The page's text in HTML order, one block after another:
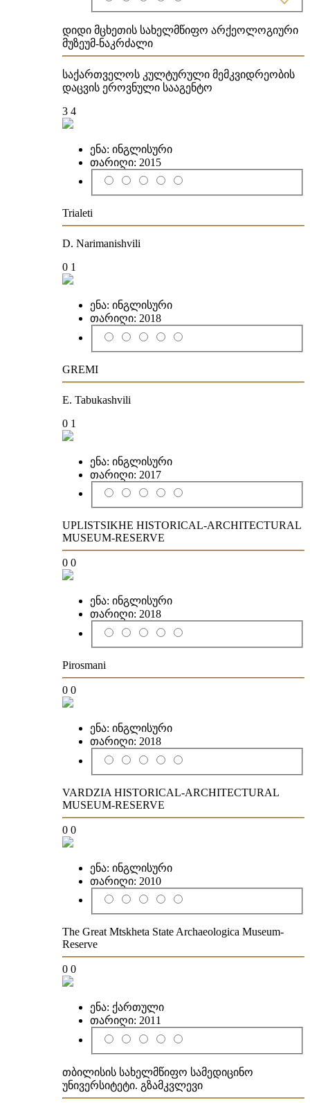
დიდი მცხეთის სახელმწიფო არქეოლოგიური
მუზეუმ-ნაკრძალი
საქართველოს კულტურული მემკვიდრეობის
დაცვის ეროვნული სააგენტო
3 4
ენა: ინგლისური
თარიღი: 2015
Trialeti
D. Narimanishvili
0 1
ენა: ინგლისური
თარიღი: 2018
GREMI
E. Tabukashvili
0 1
ენა: ინგლისური
თარიღი: 2017
UPLISTSIKHE HISTORICAL-ARCHITECTURAL
MUSEUM-RESERVE
0 0
ენა: ინგლისური
თარიღი: 2018
Pirosmani
0 0
ენა: ინგლისური
თარიღი: 2018
VARDZIA HISTORICAL-ARCHITECTURAL
MUSEUM-RESERVE
0 0
ენა: ინგლისური
თარიღი: 2010
The Great Mtskheta State Archaeologica Museum-
Reserve
0 0
ენა: ქართული
თარიღი: 2011
თბილისის სახელმწიფო სამედიცინო
უნივერსიტეტი. გზამკვლევი